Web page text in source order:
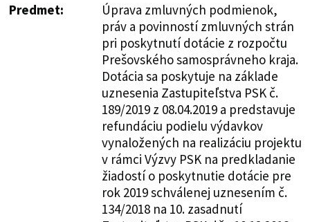
Predmet:
Úprava zmluvných podmienok,
práv a povinností zmluvných strán
pri poskytnutí dotácie z rozpočtu
Prešovského samosprávneho kraja.
Dotácia sa poskytuje na základe
uznesenia Zastupiteľstva PSK č.
189/2019 z 08.04.2019 a predstavuje
refundáciu podielu výdavkov
vynaložených na realizáciu projektu
v rámci Výzvy PSK na predkladanie
žiadostí o poskytnutie dotácie pre
rok 2019 schválenej uznesením č.
134/2018 na 10. zasadnutí